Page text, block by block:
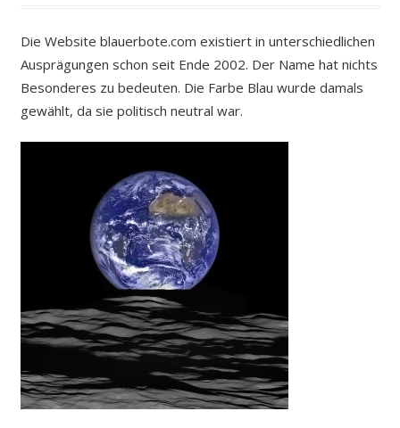
Die Website blauerbote.com existiert in unterschiedlichen
Ausprägungen schon seit Ende 2002. Der Name hat nichts
Besonderes zu bedeuten. Die Farbe Blau wurde damals
gewählt, da sie politisch neutral war.